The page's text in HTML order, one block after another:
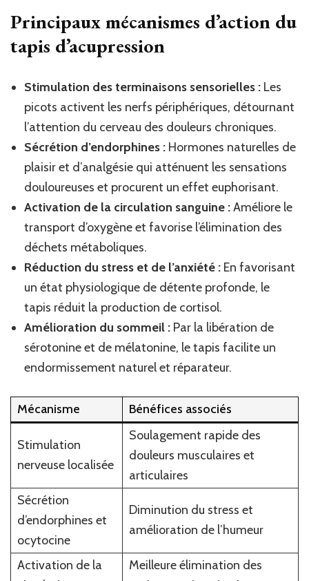
Principaux mécanismes d’action du
tapis d’acupression
Stimulation des terminaisons sensorielles : Les
picots activent les nerfs périphériques, détournant
l’attention du cerveau des douleurs chroniques.
Sécrétion d’endorphines : Hormones naturelles de
plaisir et d’analgésie qui atténuent les sensations
douloureuses et procurent un effet euphorisant.
Activation de la circulation sanguine :Améliore le
transport d’oxygène et favorise l’élimination des
déchets métaboliques.
Réduction du stress et de l’anxiété : En favorisant
un état physiologique de détente profonde, le
tapis réduit la production de cortisol.
Amélioration du sommeil : Par la libération de
sérotonine et de mélatonine, le tapis facilite un
endormissement naturel et réparateur.
Mécanisme Bénéfices associés
Stimulation
nerveuse localisée
Soulagement rapide des
douleurs musculaires et
articulaires
Sécrétion
d’endorphines et
ocytocine
Diminution du stress et
amélioration de l’humeur
Activation de la
Meilleure élimination des